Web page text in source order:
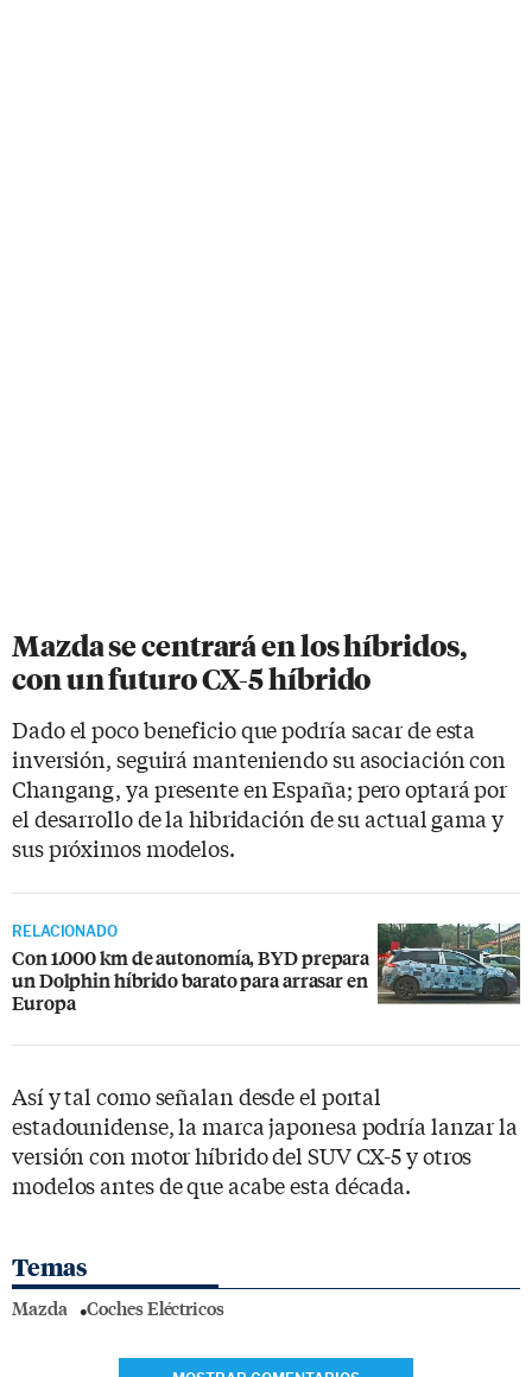
Mazda se centrará en los híbridos,
con un futuro CX-5 híbrido
Dado el poco beneficio que podría sacar de esta
inversión, seguirá manteniendo su asociación con
Changang, ya presente en España; pero optará por
el desarrollo de la hibridación de su actual gama y
sus próximos modelos.
RELACIONADO
Con 1.000 km de autonomía, BYD prepara
un Dolphin híbrido barato para arrasar en
Europa
Así y tal como señalan desde el portal
estadounidense, la marca japonesa podría lanzar la
versión con motor híbrido del SUV CX-5 y otros
modelos antes de que acabe esta década.
Temas
Mazda Coches Eléctricos